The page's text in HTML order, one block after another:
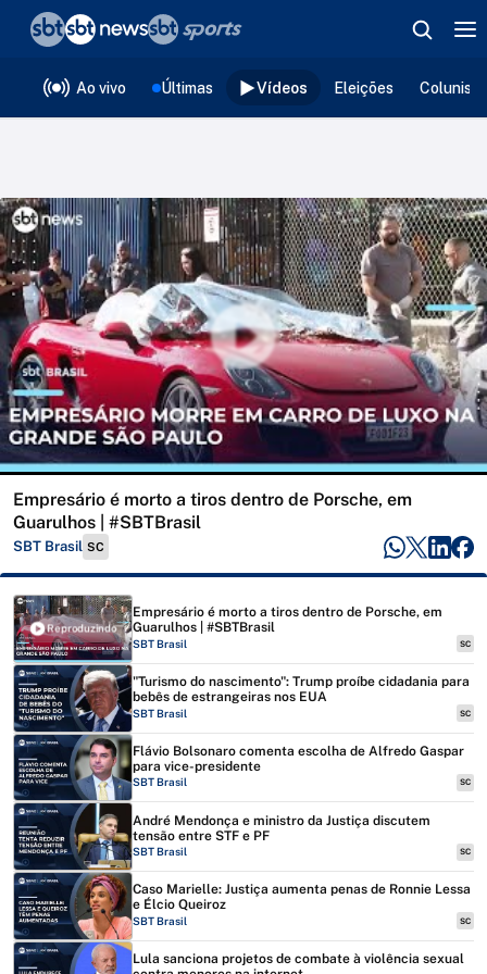
Ao vivo Últimas Vídeos Eleições
Empresário é morto a tiros dentro de Porsche, em
Guarulhos | #SBTBrasil
SBT Brasil SC
Reproduzindo
Empresário é morto a tiros dentro de Porsche, em
Guarulhos | #SBTBrasil
SBT Brasil SC
"Turismo do nascimento": Trump proíbe cidadania para
bebês de estrangeiras nos EUA
SBT Brasil SC
Flávio Bolsonaro comenta escolha de Alfredo Gaspar
para vice-presidente
SBT Brasil SC
André Mendonça e ministro da Justiça discutem
tensão entre STF e PF
SBT Brasil SC
Caso Marielle: Justiça aumenta penas de Ronnie Lessa
e Élcio Queiroz
SBT Brasil SC
Lula sanciona projetos de combate à violência sexual
❮voltar
Editorias